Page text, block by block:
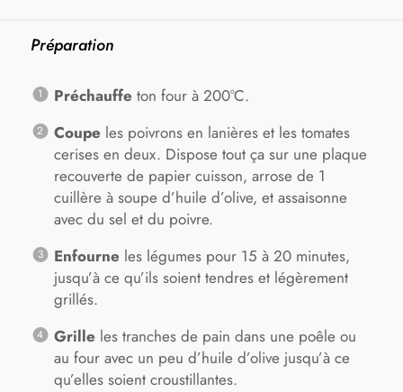
Préparation
Préchauffe ton four à 200°C.
Coupe les poivrons en lanières et les tomates
cerises en deux. Dispose tout ça sur une plaque
recouverte de papier cuisson, arrose de 1
cuillère à soupe d’huile d’olive, et assaisonne
avec du sel et du poivre.
Enfourne les légumes pour 15 à 20 minutes,
jusqu’à ce qu’ils soient tendres et légèrement
grillés.
Grille les tranches de pain dans une poêle ou
au four avec un peu d’huile d’olive jusqu’à ce
qu’elles soient croustillantes.